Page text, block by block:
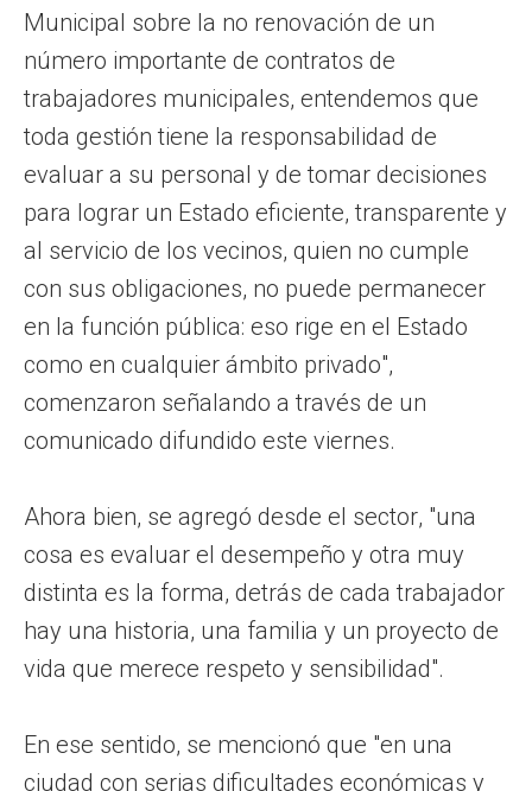
Municipal sobre la no renovación de un
número importante de contratos de
trabajadores municipales, entendemos que
toda gestión tiene la responsabilidad de
evaluar a su personal y de tomar decisiones
para lograr un Estado eficiente, transparente y
al servicio de los vecinos, quien no cumple
con sus obligaciones, no puede permanecer
en la función pública: eso rige en el Estado
como en cualquier ámbito privado",
comenzaron señalando a través de un
comunicado difundido este viernes.
Ahora bien, se agregó desde el sector, "una
cosa es evaluar el desempeño y otra muy
distinta es la forma, detrás de cada trabajador
hay una historia, una familia y un proyecto de
vida que merece respeto y sensibilidad".
En ese sentido, se mencionó que "en una
ciudad con serias dificultades económicas y